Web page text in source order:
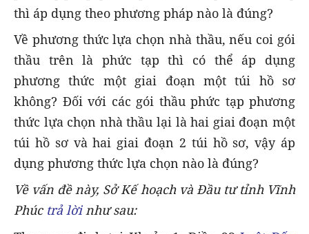
thì áp dụng theo phương pháp nào là đúng?
Về phương thức lựa chọn nhà thầu, nếu coi gói
thầu trên là phức tạp thì có thể áp dụng
phương thức một giai đoạn một túi hồ sơ
không? Đối với các gói thầu phức tạp phương
thức lựa chọn nhà thầu lại là hai giai đoạn một
túi hồ sơ và hai giai đoạn 2 túi hồ sơ, vậy áp
dụng phương thức lựa chọn nào là đúng?
Về vấn đề này, Sở Kế hoạch và Đầu tư tỉnh Vĩnh
Phúc trả lờinhư sau: